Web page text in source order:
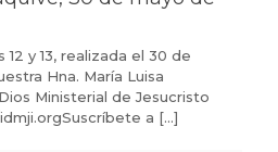
12 y 13, realizada el 30 de
Hna. María Luisa
Ministerial de Jesucristo
a […]